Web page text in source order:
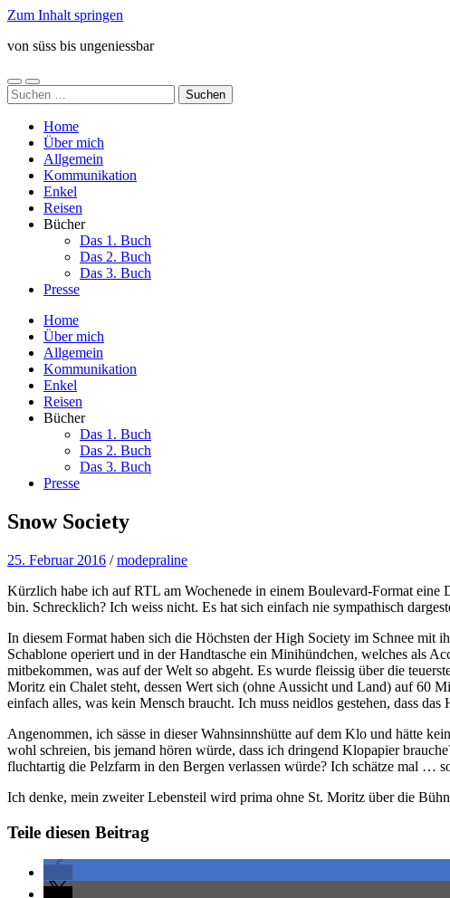
Zum Inhalt springen
von süss bis ungeniessbar
Mobile-
Menü
Suchfeld
ein-/ausblenden
Suchen
nach:
Home
Über mich
Allgemein
Kommunikation
Enkel
Reisen
Bücher
Das 1. Buch
Das 2. Buch
Das 3. Buch
Presse
Home
Über mich
Allgemein
Kommunikation
Enkel
Reisen
Bücher
Das 1. Buch
Das 2. Buch
Das 3. Buch
Presse
Snow Society
25. Februar 2016 /modepraline
Kürzlich habe ich auf RTL am Wochenede in einem Boulevard-Format
bin. Schrecklich? Ich weiss nicht. Es hat sich einfach nie sympathisch
In diesem Format haben sich die Höchsten der High Society im Schnee mit
Schablone operiert und in der Handtasche ein Minihündchen, welches als
mitbekommen, was auf der Welt so abgeht. Es wurde fleissig über die
Moritz ein Chalet steht, dessen Wert sich (ohne Aussicht und Land) auf 60
einfach alles, was kein Mensch braucht. Ich muss neidlos gestehen, dass
Angenommen, ich sässe in dieser Wahnsinnshütte auf dem Klo und hätte
wohl schreien, bis jemand hören würde, dass ich dringend Klopapier
fluchtartig die Pelzfarm in den Bergen verlassen würde? Ich schätze mal …
Ich denke, mein zweiter Lebensteil wird prima ohne St. Moritz über die
Teile diesen Beitrag